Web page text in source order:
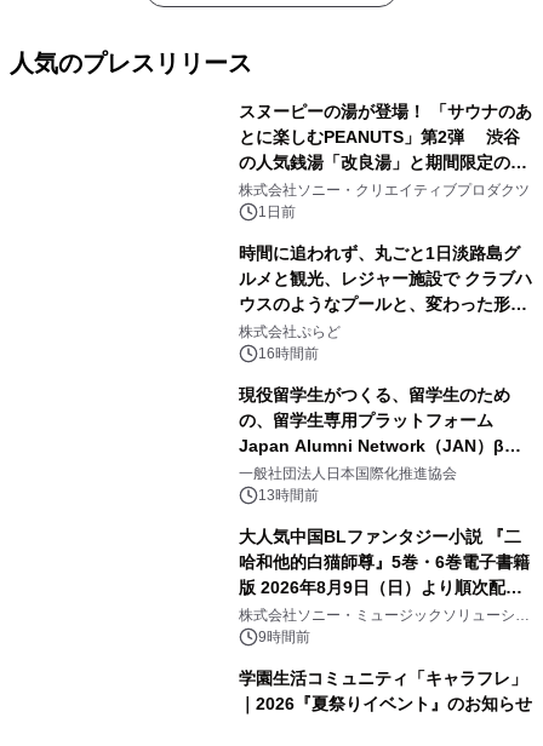
人気のプレスリリース
スヌーピーの湯が登場！ 「サウナのあ
とに楽しむPEANUTS」第2弾 渋谷
の人気銭湯「改良湯」と期間限定のコ
ラボレーション サウナイキタイコラ
ボグッズも発売決定！
株式会社ソニー・クリエイティブプロダクツ
1日前
時間に追われず、丸ごと1日淡路島グ
ルメと観光、レジャー施設で クラブハ
ウスのようなプールと、変わった形の
サウナも 「THE BOXY AWAJI」のお
得な素泊まり連泊プランで
株式会社ぷらど
16時間前
現役留学生がつくる、留学生のため
の、留学生専用プラットフォーム
Japan Alumni Network（JAN）β版
をリリース
一般社団法人日本国際化推進協会
13時間前
大人気中国BLファンタジー小説 『二
哈和他的白猫師尊』5巻・6巻電子書籍
版 2026年8月9日（日）より順次配信
開始
株式会社ソニー・ミュージックソリューショ
ンズ9時間前
学園生活コミュニティ「キャラフレ」
｜2026『夏祭りイベント』のお知らせ